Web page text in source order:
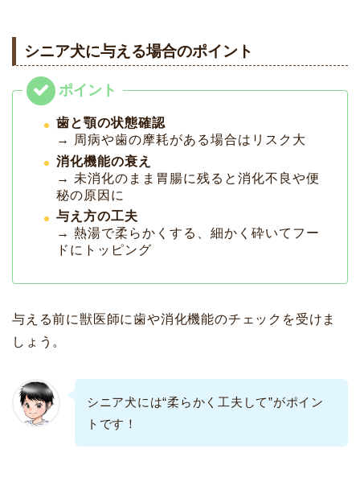
シニア犬に与える場合のポイント
歯と顎の状態確認
→ 周病や歯の摩耗がある場合はリスク大
消化機能の衰え
→ 未消化のまま胃腸に残ると消化不良や便
秘の原因に
与え方の工夫
→ 熱湯で柔らかくする、細かく砕いてフー
ドにトッピング
与える前に獣医師に歯や消化機能のチェックを受けま
しょう。
シニア犬には“柔らかく工夫して”がポイン
トです！